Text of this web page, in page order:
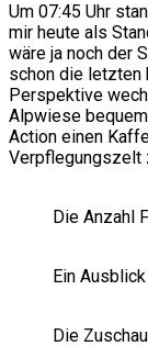
Um 07:45 Uhr
mir heute als
wäre ja noch der
schon die letzten
Perspektive
Alpwiese
Action einen
Verpflegungszelt
Die Anzahl
Ein
Die